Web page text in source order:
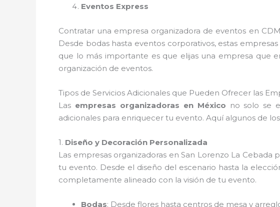
Eventos Express
Contratar una empresa organizadora de eventos en
Desde bodas hasta eventos corporativos, estas
que lo más importante es que elijas una empresa que
organización de eventos.
Tipos de Servicios Adicionales que Pueden Ofrecer las
Las empresas organizadoras en México no solo se
adicionales para enriquecer tu evento. Aquí algunos de
1. Diseño y Decoración Personalizada
Las empresas organizadoras en San Lorenzo La
tu evento. Desde el diseño del escenario hasta la
completamente alineado con la visión de tu evento.
Bodas: Desde flores hasta centros de mesa y